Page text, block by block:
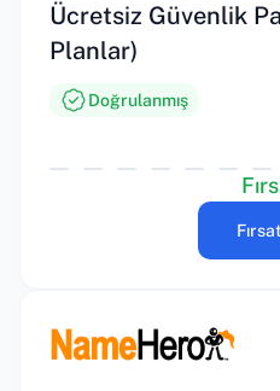
Ücretsiz Güvenlik
Planlar)
Doğrulanmış